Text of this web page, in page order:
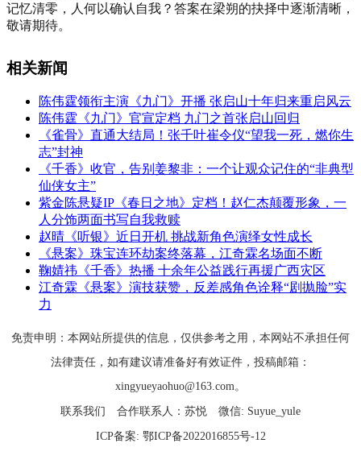
记忆清零，人何以确认自我？答案在梁朔的抉择中逐渐清晰，
敬请期待。
相关新闻
陈伟霆领衔主演《九门》开播 张启山十年归来重启风云
陈伟霆《九门》官宣定档 九门之首张启山回归
《雀骨》直通大结局！张千叶崔令仪“望我一死，燃你生
志”封神
《千香》收官，告别姜黎非：一个让观众记住的“非典型
仙侠女主”
紫金陈悬疑IP《春日之地》定档！赵仁杰颠覆形象，一
人分饰两面书写自我救赎
赵晴《听银》近日开机 挑战新角色演绎女性成长
《悬案》珠宝连环劫案终落幕，江奇霖名场面不断
鞠婧祎《千香》热播 十余年公益践行再援广西灾区
江奇霖《悬案》演技获赞，反差感角色诠释“剧抛脸”实
力
免责申明：本网站所提供的信息，仅供参考之用，本网站不承担任何
法律责任，如有建议请准备好有效证件，投稿邮箱：
xingyueyaohuo@163.com。
联系我们 合作联系人：苏悦 微信: Suyue_yule
ICP备案: 鄂ICP备2022016855号-12